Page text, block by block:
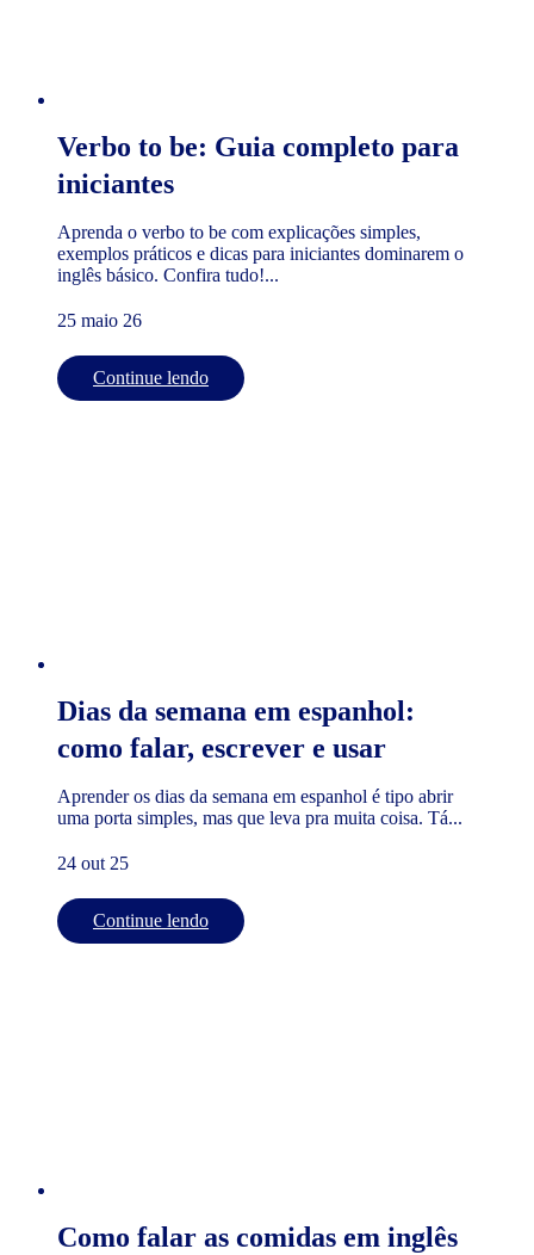
Verbo to be: Guia completo para
iniciantes
Aprenda o verbo to be com explicações simples,
exemplos práticos e dicas para iniciantes dominarem o
inglês básico. Confira tudo!...
25 maio 26
Continue lendo
Dias da semana em espanhol:
como falar, escrever e usar
Aprender os dias da semana em espanhol é tipo abrir
uma porta simples, mas que leva pra muita coisa. Tá...
24 out 25
Continue lendo
Como falar as comidas em inglês